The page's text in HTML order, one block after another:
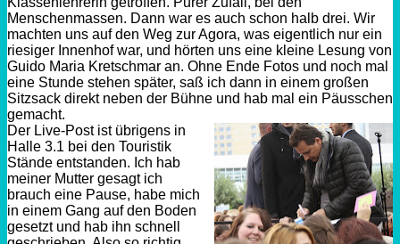
Menschenmassen. Dann war es auch schon halb drei. Wir
machten uns auf den Weg zur Agora, was eigentlich nur ein
riesiger Innenhof war, und hörten uns eine kleine Lesung von
Guido Maria Kretschmar an. Ohne Ende Fotos und noch mal
eine Stunde stehen später, saß ich dann in einem großen
Sitzsack direkt neben der Bühne und hab mal ein Päusschen
gemacht.
Der Live-Post ist übrigens in
Halle 3.1 bei den Touristik
Stände entstanden. Ich hab
meiner Mutter gesagt ich
brauch eine Pause, habe mich
in einem Gang auf den Boden
gesetzt und hab ihn schnell